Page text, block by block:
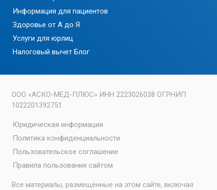
Информация для пациентов
Здоровье от А до Я
Услуги для юрлиц
Налоговый вычет Блог
ООО «АСКО-МЕД-ПЛЮС» ИНН 2223026038 ОГРНИП
1022201392751
Юридическая информация
Политика конфиденциальности
Пользовательское соглашение
Правила пользования сайтом
Все материалы, размещённые на этом сайте, включая